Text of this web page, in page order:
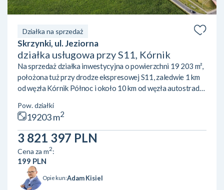
Działka na sprzedaż
Skrzynki, ul. Jeziorna
działka usługowa przy S11, Kórnik
Na sprzedaż działka inwestycyjna o powierzchni 19 203 m²,
położona tuż przy drodze ekspresowej S11, zaledwie 1 km
od węzła Kórnik Północ i około 10 km od węzła autostrady
ekspozycja – teren doskonale widoczny z S11, co
gwarantuje wyjątkową czytelność lokalizacji dla przyszłej
działalności. Działka objęta jest miejscowym planem
zagospodarowania przestrzennego (symbol U/P), który
pozwala na szerokie możliwości inwestycyjne: zabudowę
us...
Pow. działki
19203 m2
3 821 397 PLN
Cena za m2:
199 PLN
Opiekun:Adam Kisiel